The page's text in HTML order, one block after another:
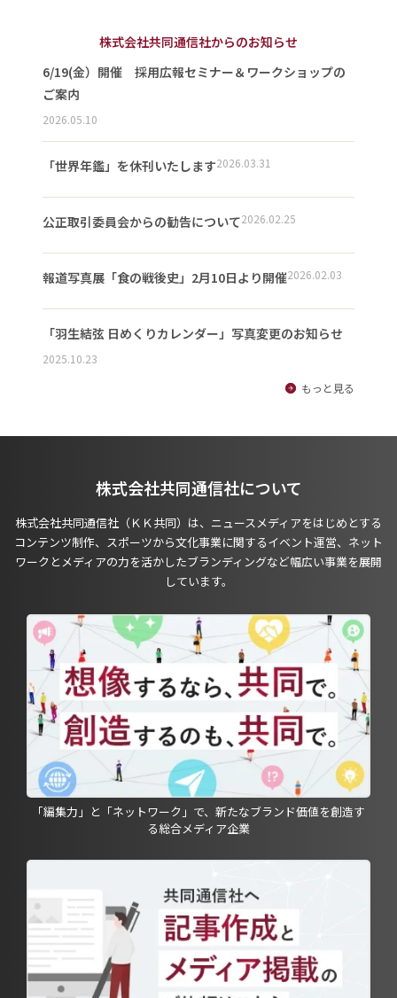
株式会社共同通信社からのお知らせ
6/19(金）開催 採用広報セミナー＆ワークショップの
ご案内
2026.05.10
「世界年鑑」を休刊いたします2026.03.31
公正取引委員会からの勧告について2026.02.25
報道写真展「食の戦後史」2月10日より開催2026.02.03
「羽生結弦 日めくりカレンダー」写真変更のお知らせ
2025.10.23
もっと見る
株式会社共同通信社について
株式会社共同通信社（ＫＫ共同）は、ニュースメディアをはじめとする
コンテンツ制作、スポーツから文化事業に関するイベント運営、ネット
ワークとメディアの力を活かしたブランディングなど幅広い事業を展開
しています。
「編集力」と「ネットワーク」で、新たなブランド価値を創造す
る総合メディア企業